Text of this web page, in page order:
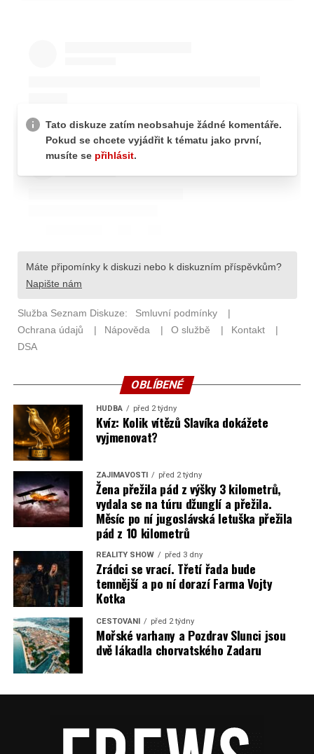
OBLÍBENÉ
HUDBA před 2 týdny
Kvíz: Kolik vítězů Slavíka dokážete
vyjmenovat?
ZAJÍMAVOSTI před 2 týdny
Žena přežila pád z výšky 3 kilometrů,
vydala se na túru džunglí a přežila.
Měsíc po ní jugoslávská letuška přežila
pád z 10 kilometrů
REALITY SHOW před 3 dny
Zrádci se vrací. Třetí řada bude
temnější a po ní dorazí Farma Vojty
Kotka
CESTOVÁNÍ před 2 týdny
Mořské varhany a Pozdrav Slunci jsou
dvě lákadla chorvatského Zadaru